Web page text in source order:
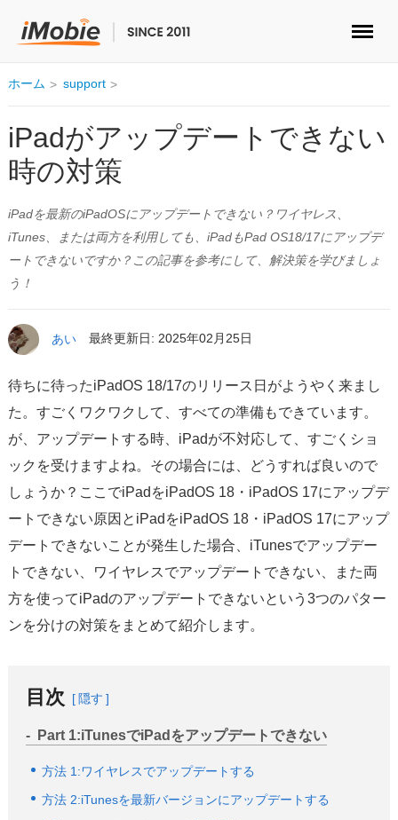
ロック解除&データ復元
データ転送
マルチメディア
便利ツール
ソリューション
ダウンロード
サポート
言語選択
ホーム support
iPadがアップデートできない
時の対策
iPadを最新のiPadOSにアップデートできない？ワイヤレス、
iTunes、または両方を利用しても、iPadもPad OS18/17にアップデ
ートできないですか？この記事を参考にして、解決策を学びましょ
う！
あい 最終更新日: 2025年02月25日
待ちに待ったiPadOS 18/17のリリース日がようやく来まし
た。すごくワクワクして、すべての準備もできています。
が、アップデートする時、iPadが不対応して、すごくショ
ックを受けますよね。その場合には、どうすれば良いので
しょうか？ここでiPadをiPadOS 18・iPadOS 17にアップデ
ートできない原因とiPadをiPadOS 18・iPadOS 17にアップ
デートできないことが発生した場合、iTunesでアップデー
トできない、ワイヤレスでアップデートできない、また両
方を使ってiPadのアップデートできないという3つのパター
ンを分けの対策をまとめて紹介します。
目次 隠す
Part 1:iTunesでiPadをアップデートできない
方法 1:ワイヤレスでアップデートする
方法 2:iTunesを最新バージョンにアップデートする